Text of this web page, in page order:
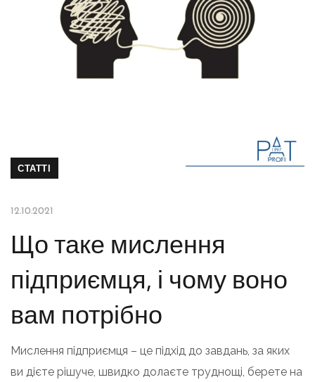
СТАТТІ
12.10.2021
Що таке мислення
підприємця, і чому воно
вам потрібно
Мислення підприємця – це підхід до завдань, за яких
ви дієте рішуче, швидко долаєте труднощі, берете на